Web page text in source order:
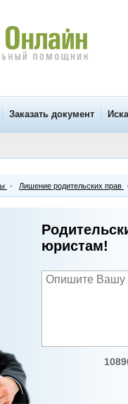
Заказать документ
Лишение родительских прав
юристам!